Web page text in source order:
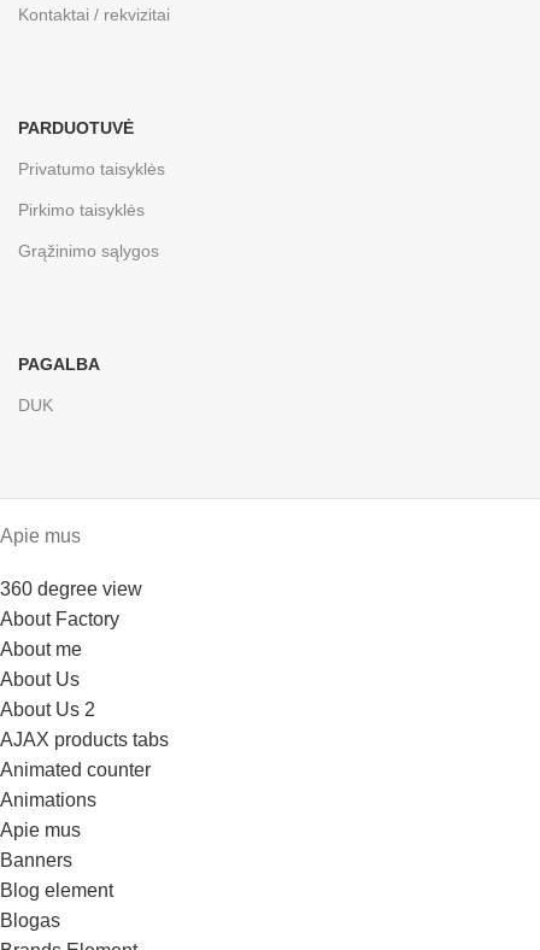
Kontaktai / rekvizitai
PARDUOTUVĖ
Privatumo taisyklės
Pirkimo taisyklės
Grąžinimo sąlygos
PAGALBA
DUK
Apie mus
360 degree view
About Factory
About me
About Us
About Us 2
AJAX products tabs
Animated counter
Animations
Apie mus
Banners
Blog element
Blogas